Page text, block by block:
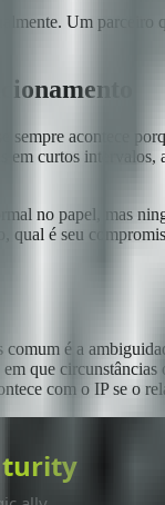
Um
acontece
curtos
no papel, mas
é seu
é a
que
com o IP se o